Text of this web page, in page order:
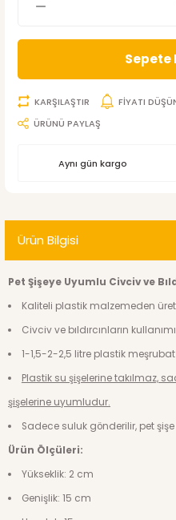
Sepete
KARŞILAŞTIR
FİYATI
ÜRÜNÜ PAYLAŞ
Aynı gün kargo
Ürün Bilgisi
Pet Şişeye Uyumlu Civciv ve
Kaliteli plastik malzemeden
Civciv ve bıldırcınların
1-1,5-2-2,5 litre plastik
Plastik su şişelerine takılmaz,
şişelerine uyumludur.
Sadece suluk gönderilir, pet
Ürün Ölçüleri:
Yükseklik: 2 cm
Genişlik: 15 cm